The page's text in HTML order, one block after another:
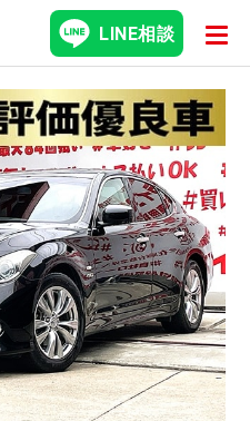
LINE相談